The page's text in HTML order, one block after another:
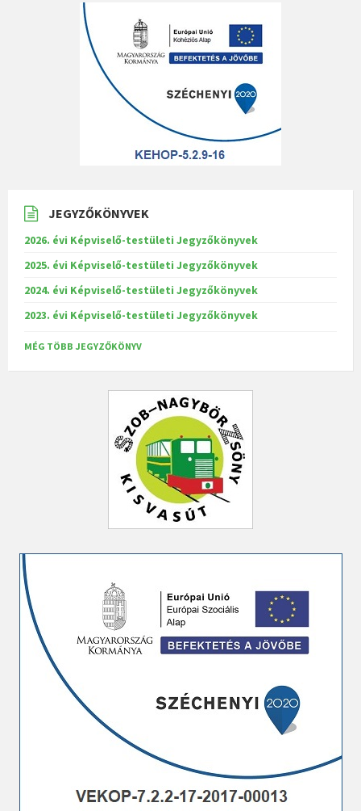
JEGYZŐKÖNYVEK
2026. évi Képviselő-testületi Jegyzőkönyvek
2025. évi Képviselő-testületi Jegyzőkönyvek
2024. évi Képviselő-testületi Jegyzőkönyvek
2023. évi Képviselő-testületi Jegyzőkönyvek
MÉG TÖBB JEGYZŐKÖNYV